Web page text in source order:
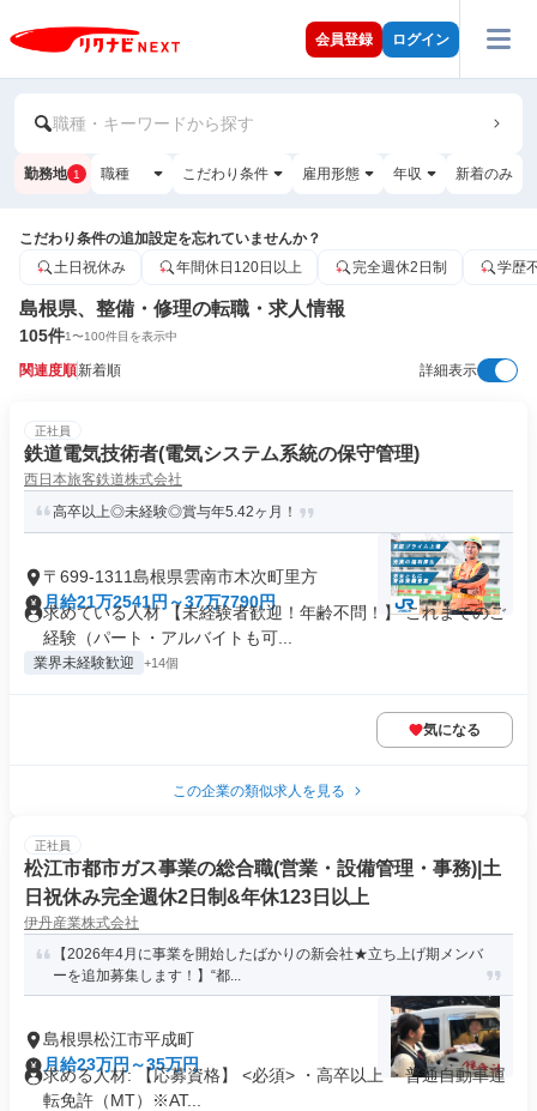
会員登録 ログイン
職種・キーワードから探す
勤務地 1 職種 こだわり条件 雇用形態 年収 新着のみ
こだわり条件の追加設定を忘れていませんか？
土日祝休み
年間休日120日以上 完全週休2日制 学歴
島根県、整備・修理の転職・求人情報
105件1〜100件目を表示中
関連度順新着順 詳細表示
正社員
鉄道電気技術者(電気システム系統の保守管理)
西日本旅客鉄道株式会社
高卒以上◎未経験◎賞与年5.42ヶ月！
〒699-1311島根県雲南市木次町里方
月給21万2541円～37万7790円
求めている人材 【未経験者歓迎！年齢不問！】 これまでのご
経験（パート・アルバイトも可...
業界未経験歓迎 +14個
気になる
この企業の類似求人を見る
正社員
松江市都市ガス事業の総合職(営業・設備管理・事務)|土
日祝休み完全週休2日制&年休123日以上
伊丹産業株式会社
【2026年4月に事業を開始したばかりの新会社★立ち上げ期メンバ
ーを追加募集します！】“都...
島根県松江市平成町
月給23万円～35万円
求める人材: 【応募資格】 <必須> ・高卒以上 ・普通自動車運
転免許（MT）※AT...